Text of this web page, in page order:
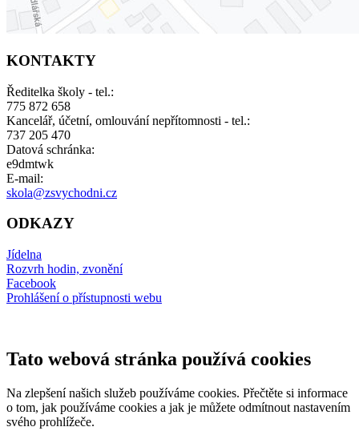
KONTAKTY
Ředitelka školy - tel.:
775 872 658
Kancelář, účetní, omlouvání nepřítomnosti - tel.:
737 205 470
Datová schránka:
e9dmtwk
E-mail:
skola@zsvychodni.cz
ODKAZY
Jídelna
Rozvrh hodin, zvonění
Facebook
Prohlášení o přístupnosti webu
Tato webová stránka používá cookies
Na zlepšení našich služeb používáme cookies. Přečtěte si informace
o tom, jak používáme cookies a jak je můžete odmítnout nastavením
svého prohlížeče.